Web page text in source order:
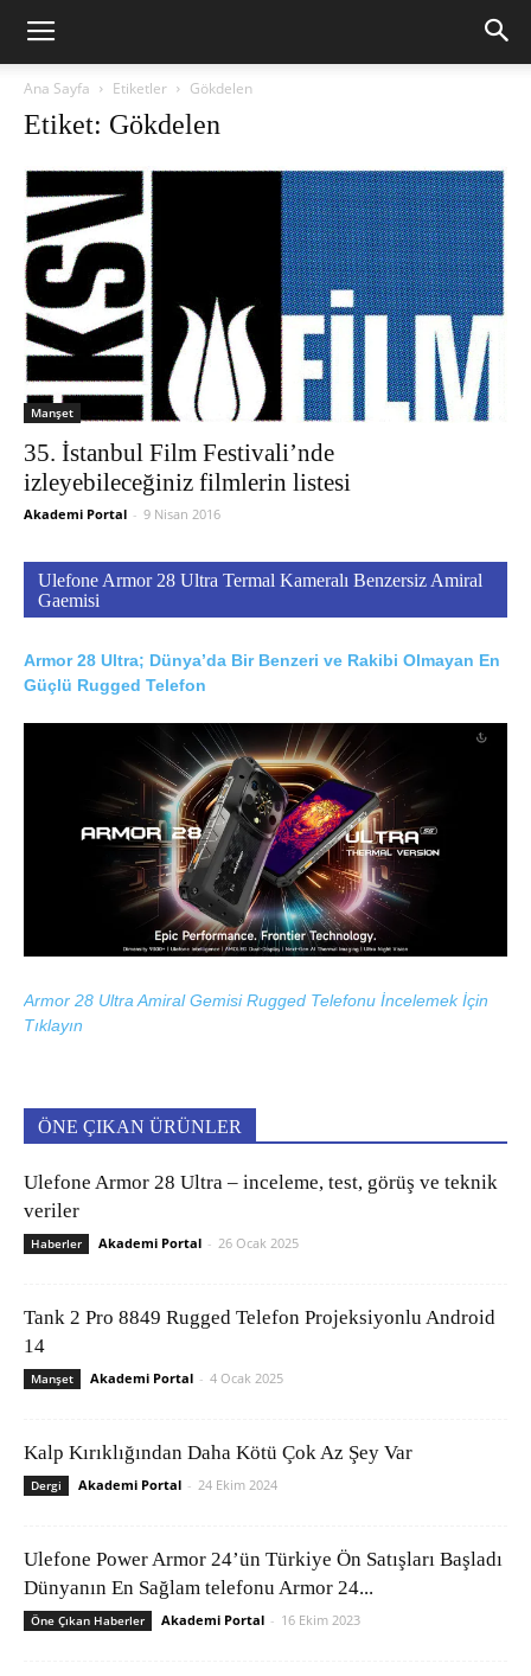
Ana Sayfa Etiketler Gökdelen
Etiket: Gökdelen
Manşet
35. İstanbul Film Festivali’nde
izleyebileceğiniz filmlerin listesi
Akademi Portal - 9 Nisan 2016
Ulefone Armor 28 Ultra Termal Kameralı Benzersiz Amiral
Gaemisi
Armor 28 Ultra; Dünya’da Bir Benzeri ve Rakibi Olmayan En
Güçlü Rugged Telefon
Armor 28 Ultra Amiral Gemisi Rugged Telefonu İncelemek İçin
Tıklayın
ÖNE ÇIKAN ÜRÜNLER
Ulefone Armor 28 Ultra – inceleme, test, görüş ve teknik
veriler
Haberler Akademi Portal - 26 Ocak 2025
Tank 2 Pro 8849 Rugged Telefon Projeksiyonlu Android
14
Manşet Akademi Portal - 4 Ocak 2025
Kalp Kırıklığından Daha Kötü Çok Az Şey Var
Dergi Akademi Portal - 24 Ekim 2024
Ulefone Power Armor 24’ün Türkiye Ön Satışları Başladı
Dünyanın En Sağlam telefonu Armor 24...
Öne Çıkan Haberler Akademi Portal - 16 Ekim 2023